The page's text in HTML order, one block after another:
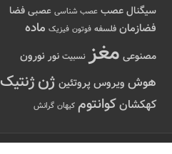
سیگنالعصب عصب شناسی عصبی فضا
فضازمان فلسفه فوتون فیزیک ماده
مصنوعی مغز نسبیت نور نورون
هوش ویروس پروتئین ژنژنتیک
کهکشانکوانتوم کیهان گرانش